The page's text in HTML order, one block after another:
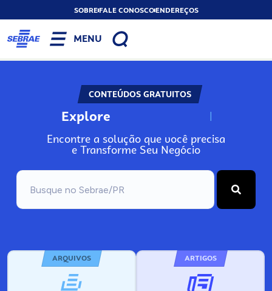
SOBREFALE CONOSCOENDEREÇOS
MENU
CONTEÚDOS GRATUITOS
Explore N
Encontre a solução que você precisa
e Transforme Seu Negócio
ARQUIVOS ARTIGOS